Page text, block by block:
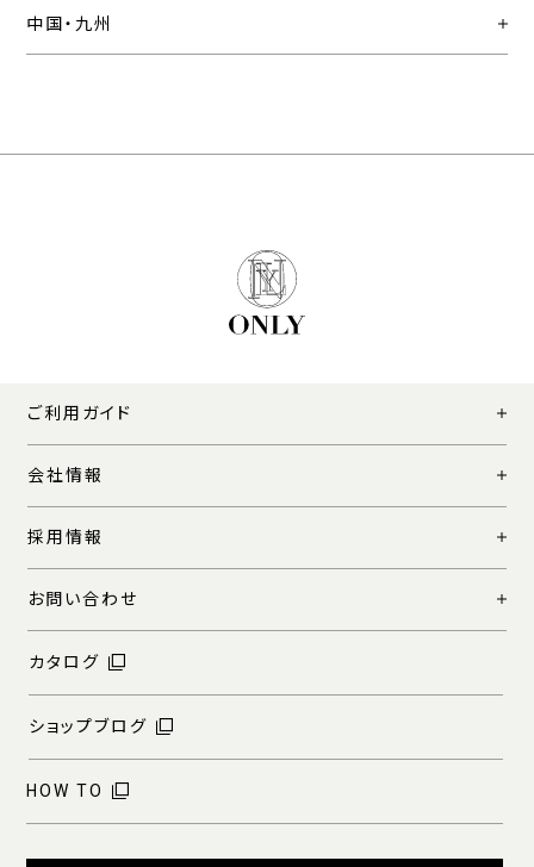
中国・九州
ご利用ガイド
会社情報
採用情報
お問い合わせ
カタログ
ショップブログ
HOW TO